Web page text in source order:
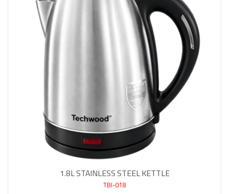
1.8L STAINLESS STEEL KETTLE
TBI-018